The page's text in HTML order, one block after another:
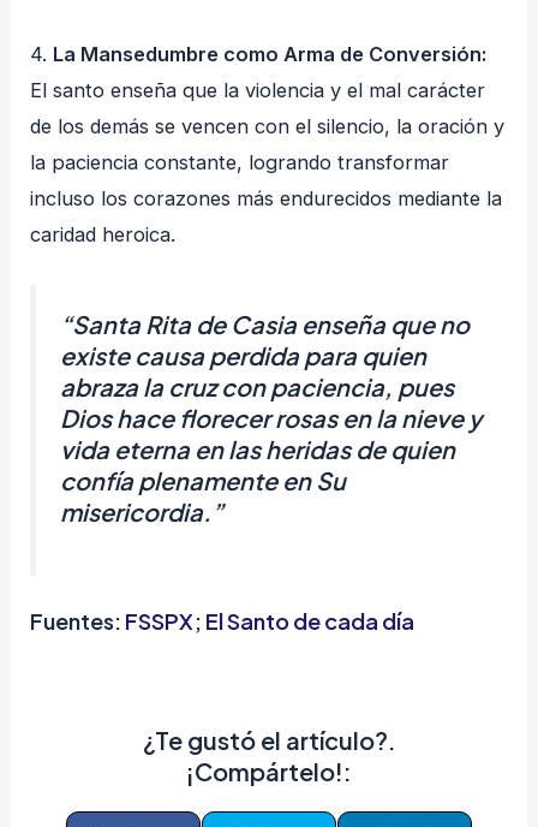
4. La Mansedumbre como Arma de Conversión:
El santo enseña que la violencia y el mal carácter
de los demás se vencen con el silencio, la oración y
la paciencia constante, logrando transformar
incluso los corazones más endurecidos mediante la
caridad heroica.
“Santa Rita de Casia enseña que no
existe causa perdida para quien
abraza la cruz con paciencia, pues
Dios hace florecer rosas en la nieve y
vida eterna en las heridas de quien
confía plenamente en Su
misericordia.”
Fuentes: FSSPX; El Santo de cada día
¿Te gustó el artículo?.
¡Compártelo!: